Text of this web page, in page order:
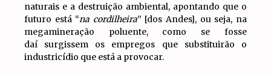
naturais e a destruição ambiental, apontando que o
futuro está “na cordilheira” [dos Andes], ou seja, na
megamineração poluente, como se fosse
daí surgissem os empregos que substituirão o
industricídio que está a provocar.